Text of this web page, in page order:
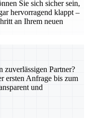
Sie sich sicher sein,
hervorragend klappt –
an Ihrem neuen
zuverlässigen Partner?
ersten Anfrage bis zum
und